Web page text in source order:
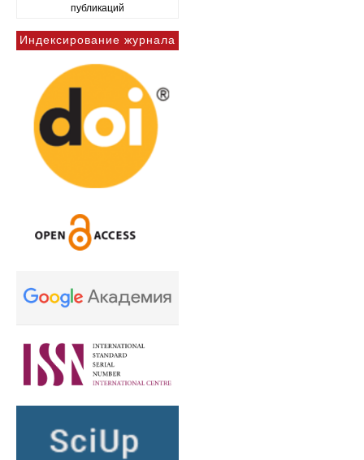
публикаций
Индексирование журнала